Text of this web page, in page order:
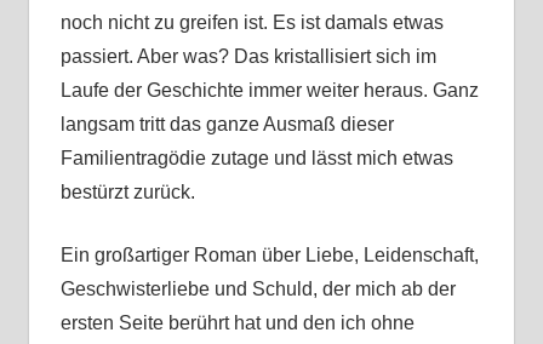
noch nicht zu greifen ist. Es ist damals etwas
passiert. Aber was? Das kristallisiert sich im
Laufe der Geschichte immer weiter heraus. Ganz
langsam tritt das ganze Ausmaß dieser
Familientragödie zutage und lässt mich etwas
bestürzt zurück.
Ein großartiger Roman über Liebe, Leidenschaft,
Geschwisterliebe und Schuld, der mich ab der
ersten Seite berührt hat und den ich ohne